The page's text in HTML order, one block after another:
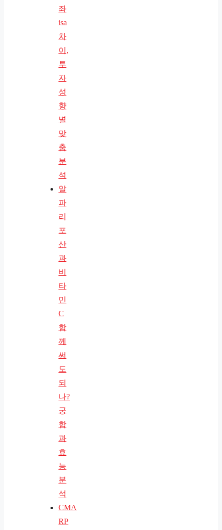
좌
isa
차
이,
투
자
성
향
별
맞
춤
분
석
알
파
리
포
산
과
비
타
민
C
함
께
써
도
되
나?
궁
합
과
효
능
분
석
CMA
RP